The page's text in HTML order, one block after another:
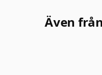
Även